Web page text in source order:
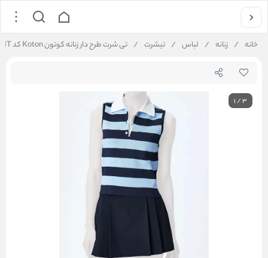
خانه / زنانه / لباس / تیشرت / تی شرت طرح دار زنانه کوتون Koton کد 5SAK30017HT
1/3